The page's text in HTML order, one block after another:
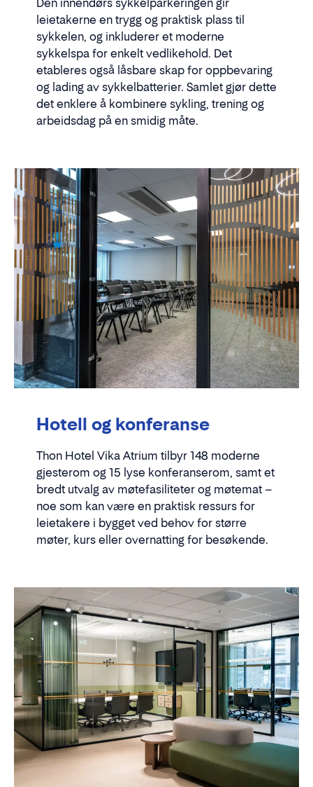
Den innendørs sykkelparkeringen gir
leietakerne en trygg og praktisk plass til
sykkelen, og inkluderer et moderne
sykkelspa for enkelt vedlikehold. Det
etableres også låsbare skap for oppbevaring
og lading av sykkelbatterier. Samlet gjør dette
det enklere å kombinere sykling, trening og
arbeidsdag på en smidig måte.
Hotell og konferanse
Thon Hotel Vika Atrium tilbyr 148 moderne
gjesterom og 15 lyse konferanserom, samt et
bredt utvalg av møtefasiliteter og møtemat –
noe som kan være en praktisk ressurs for
leietakere i bygget ved behov for større
møter, kurs eller overnatting for besøkende.